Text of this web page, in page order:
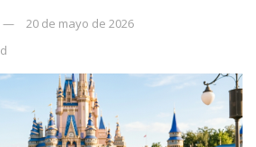
20 de mayo de 2026